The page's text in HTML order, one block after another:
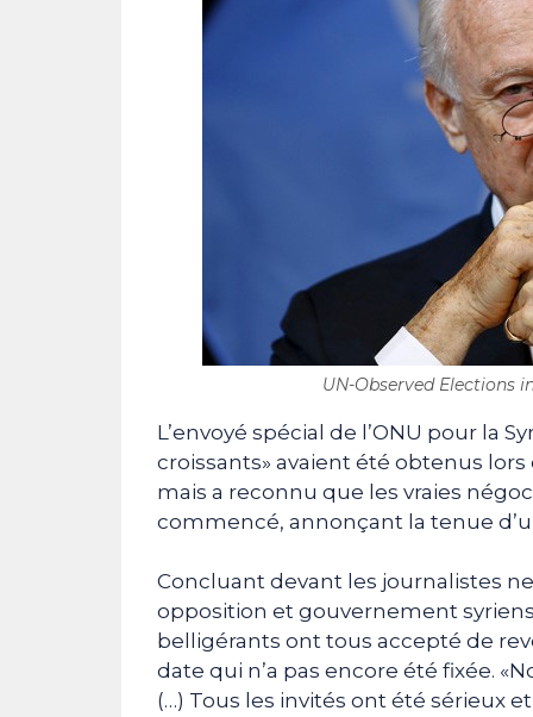
UN-Observed Elections
L’envoyé spécial de l’ONU pour la
croissants» avaient été obtenus
mais a reconnu que les vraies
commencé, annonçant la tenue
Concluant devant les journalistes
opposition et gouvernement
belligérants ont tous accepté de
date qui n’a pas encore été fixée.
(…) Tous les invités ont été sérieux